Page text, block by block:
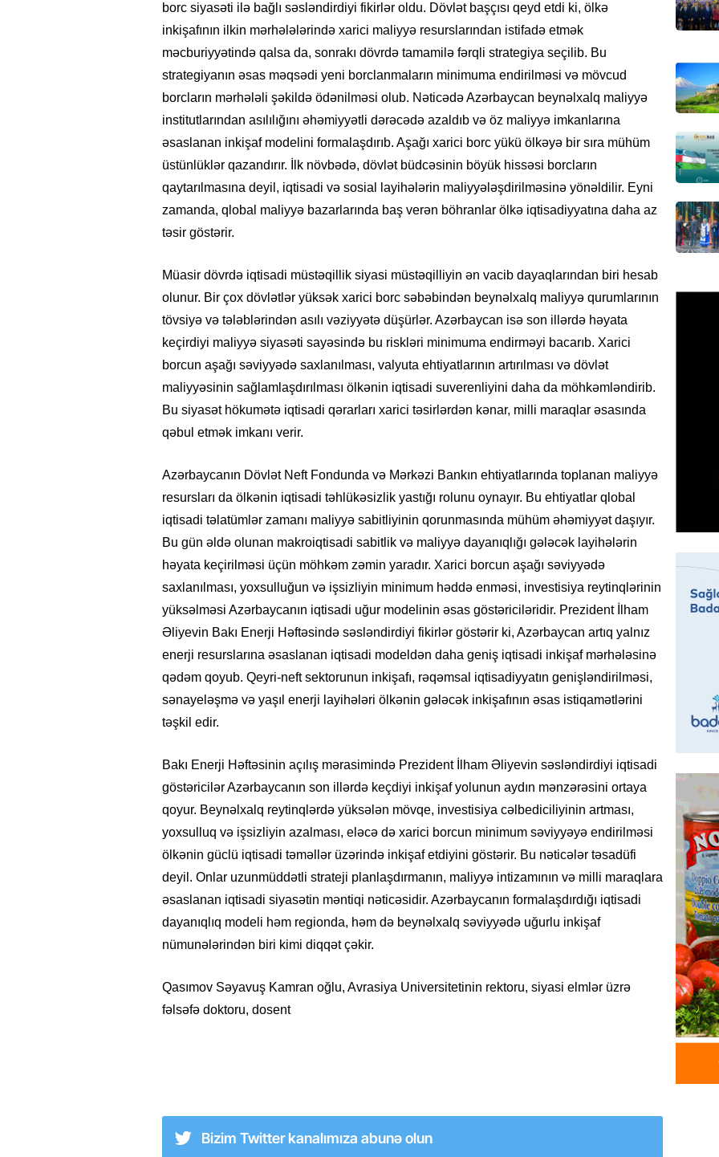
borc siyasəti ilə bağlı səsləndirdiyi fikirlər oldu. Dövlət başçısı qeyd etdi ki, ölkə
inkişafının ilkin mərhələlərində xarici maliyyə resurslarından istifadə etmək
məcburiyyətində qalsa da, sonrakı dövrdə tamamilə fərqli strategiya seçilib. Bu
strategiyanın əsas məqsədi yeni borclanmaların minimuma endirilməsi və mövcud
borcların mərhələli şəkildə ödənilməsi olub. Nəticədə Azərbaycan beynəlxalq maliyyə
institutlarından asılılığını əhəmiyyətli dərəcədə azaldıb və öz maliyyə imkanlarına
əsaslanan inkişaf modelini formalaşdırıb. Aşağı xarici borc yükü ölkəyə bir sıra mühüm
üstünlüklər qazandırır. İlk növbədə, dövlət büdcəsinin böyük hissəsi borcların
qaytarılmasına deyil, iqtisadi və sosial layihələrin maliyyələşdirilməsinə yönəldilir. Eyni
zamanda, qlobal maliyyə bazarlarında baş verən böhranlar ölkə iqtisadiyyatına daha az
təsir göstərir.
Müasir dövrdə iqtisadi müstəqillik siyasi müstəqilliyin ən vacib dayaqlarından biri hesab
olunur. Bir çox dövlətlər yüksək xarici borc səbəbindən beynəlxalq maliyyə qurumlarının
tövsiyə və tələblərindən asılı vəziyyətə düşürlər. Azərbaycan isə son illərdə həyata
keçirdiyi maliyyə siyasəti sayəsində bu riskləri minimuma endirməyi bacarıb. Xarici
borcun aşağı səviyyədə saxlanılması, valyuta ehtiyatlarının artırılması və dövlət
maliyyəsinin sağlamlaşdırılması ölkənin iqtisadi suverenliyini daha da möhkəmləndirib.
Bu siyasət hökumətə iqtisadi qərarları xarici təsirlərdən kənar, milli maraqlar əsasında
qəbul etmək imkanı verir.
Azərbaycanın Dövlət Neft Fondunda və Mərkəzi Bankın ehtiyatlarında toplanan maliyyə
resursları da ölkənin iqtisadi təhlükəsizlik yastığı rolunu oynayır. Bu ehtiyatlar qlobal
iqtisadi təlatümlər zamanı maliyyə sabitliyinin qorunmasında mühüm əhəmiyyət daşıyır.
Bu gün əldə olunan makroiqtisadi sabitlik və maliyyə dayanıqlığı gələcək layihələrin
həyata keçirilməsi üçün möhkəm zəmin yaradır. Xarici borcun aşağı səviyyədə
saxlanılması, yoxsulluğun və işsizliyin minimum həddə enməsi, investisiya reytinqlərinin
yüksəlməsi Azərbaycanın iqtisadi uğur modelinin əsas göstəriciləridir. Prezident İlham
Əliyevin Bakı Enerji Həftəsində səsləndirdiyi fikirlər göstərir ki, Azərbaycan artıq yalnız
enerji resurslarına əsaslanan iqtisadi modeldən daha geniş iqtisadi inkişaf mərhələsinə
qədəm qoyub. Qeyri-neft sektorunun inkişafı, rəqəmsal iqtisadiyyatın genişləndirilməsi,
sənayeləşmə və yaşıl enerji layihələri ölkənin gələcək inkişafının əsas istiqamətlərini
təşkil edir.
Bakı Enerji Həftəsinin açılış mərasimində Prezident İlham Əliyevin səsləndirdiyi iqtisadi
göstəricilər Azərbaycanın son illərdə keçdiyi inkişaf yolunun aydın mənzərəsini ortaya
qoyur. Beynəlxalq reytinqlərdə yüksələn mövqe, investisiya cəlbediciliyinin artması,
yoxsulluq və işsizliyin azalması, eləcə də xarici borcun minimum səviyyəyə endirilməsi
ölkənin güclü iqtisadi təməllər üzərində inkişaf etdiyini göstərir. Bu nəticələr təsadüfi
deyil. Onlar uzunmüddətli strateji planlaşdırmanın, maliyyə intizamının və milli maraqlara
əsaslanan iqtisadi siyasətin məntiqi nəticəsidir. Azərbaycanın formalaşdırdığı iqtisadi
dayanıqlıq modeli həm regionda, həm də beynəlxalq səviyyədə uğurlu inkişaf
nümunələrindən biri kimi diqqət çəkir.
Qasımov Səyavuş Kamran oğlu, Avrasiya Universitetinin rektoru, siyasi elmlər üzrə
fəlsəfə doktoru, dosent
Bizim Twitter kanalımıza abunə olun
qədər
ŞOU-
18 il
MANŞET
Bu
MANŞET
GÜNDƏM
Hərbi
DÜNYA
Ad
ÖZƏL
95
bağlı
günə
BANNER
Çin